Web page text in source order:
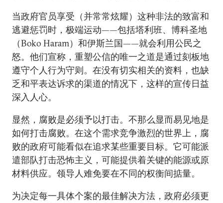
当政府官员享受（并常常炫耀）这种非法的致富和
逃避惩罚时，极端运动——包括塔利班、博科圣地
（Boko Haram）和伊斯兰国——就会利用公民之
怒。他们宣称，重塑公信的唯一之道是通过刻板地
遵守个人行为守则。在没有切实相关的资料，也缺
乏和平表达诉求的渠道的情况下，这样的宣传日益
深入人心。
显然，腐败是必须予以打击。不那么显而易见地是
如何打击腐败。在这个需求竞争激烈的世界上，腐
败的政府可能看似在追求某些重要目标。它可能派
遣部队打击恐怖主义，可能提供着关键的能源或原
材料供应。领导人难免要在不同的权衡间掂量。
为决定每一具体个案的最佳解决方法，政府必须更